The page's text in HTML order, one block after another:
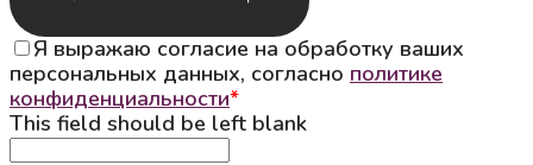
Я выражаю согласие на обработку ваших
персональных данных, согласно политике
конфиденциальности*
This field should be left blank